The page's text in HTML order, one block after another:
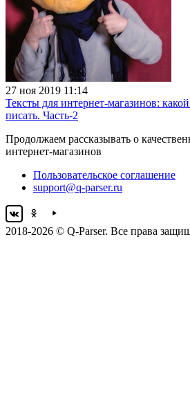
27 ноя 2019 11:14
Тексты для интернет-магазинов:
писать. Часть-2
Продолжаем рассказывать о
интернет-магазинов
Пользовательское соглашение
support@q-parser.ru
2018-2026 © Q-Parser. Все права